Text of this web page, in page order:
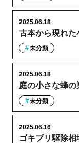
古本から現れ
2025.06.18
未分類
庭の小さな蜂
2025.06.18
未分類
ゴキブリ駆除
2025.06.16